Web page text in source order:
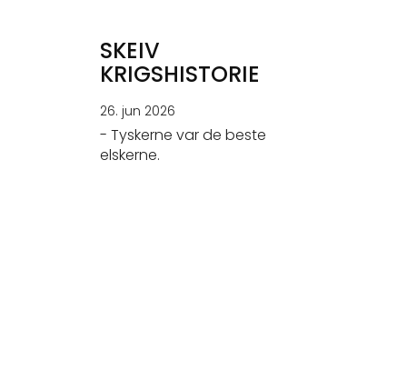
SKEIV
KRIGSHISTORIE
26. jun 2026
- Tyskerne var de beste
elskerne.